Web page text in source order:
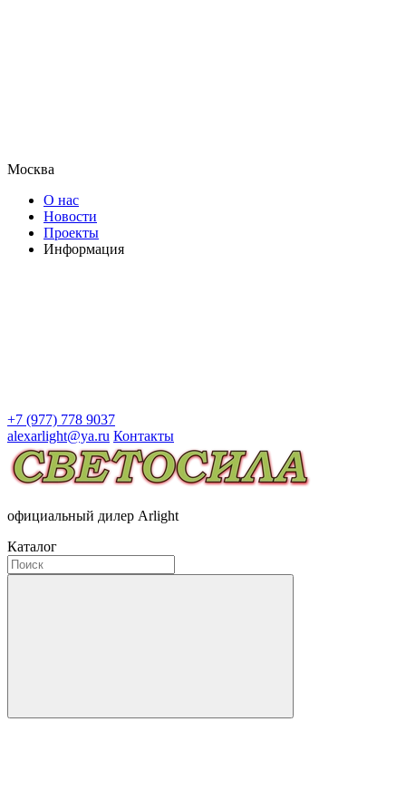
Москва
О нас
Новости
Проекты
Информация
+7 (977) 778 9037
alexarlight@ya.ru Контакты
официальный дилер Arlight
Каталог